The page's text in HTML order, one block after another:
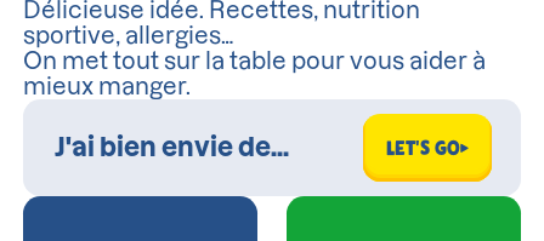
Délicieuse idée. Recettes, nutrition
sportive, allergies…
On met tout sur la table pour vous aider à
mieux manger.
LET'S GO